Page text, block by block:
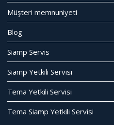
Müşteri memnuniyeti
Blog
Siamp Servis
Siamp Yetkili Servisi
Tema Yetkili Servisi
Tema Siamp Yetkili Servisi